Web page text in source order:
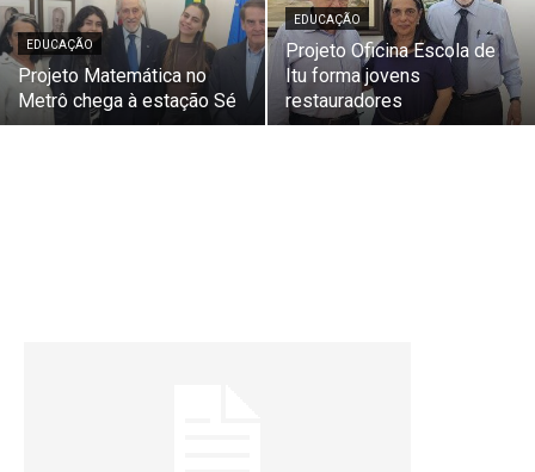
EDUCAÇÃO
Projeto Matemática no
Metrô chega à estação Sé
EDUCAÇÃO
Projeto Oficina Escola de
Itu forma jovens
restauradores